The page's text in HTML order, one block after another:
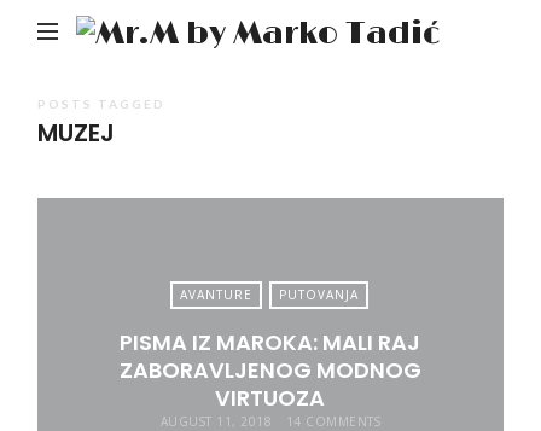
Mr.M
POSTS TAGGED
MUZEJ
AVANTURE PUTOVANJA
PISMA IZ MAROKA: MALI RAJ
ZABORAVLJENOG MODNOG
VIRTUOZA
AUGUST 11, 2018 14 COMMENTS